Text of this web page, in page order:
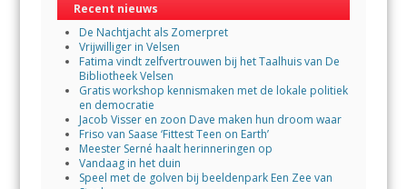
Recent nieuws
De Nachtjacht als Zomerpret
Vrijwilliger in Velsen
Fatima vindt zelfvertrouwen bij het Taalhuis van De
Bibliotheek Velsen
Gratis workshop kennismaken met de lokale politiek
en democratie
Jacob Visser en zoon Dave maken hun droom waar
Friso van Saase ‘Fittest Teen on Earth’
Meester Serné haalt herinneringen op
Vandaag in het duin
Speel met de golven bij beeldenpark Een Zee van